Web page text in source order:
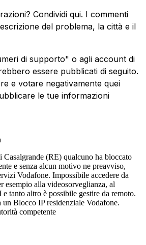
Condividi qui. I commenti
del problema, la città e il
di supporto" o agli account di
essere pubblicati di seguito.
e votare negativamente quei
le tue informazioni